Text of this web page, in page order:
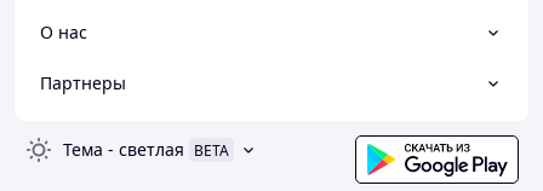
О нас
Партнеры
Тема - светлая BETA